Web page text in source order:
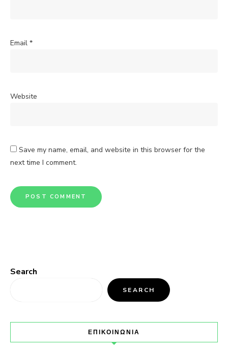
Email *
Website
Save my name, email, and website in this browser for the
next time I comment.
Search
SEARCH
ΕΠΙΚΟΙΝΩΝΙΑ